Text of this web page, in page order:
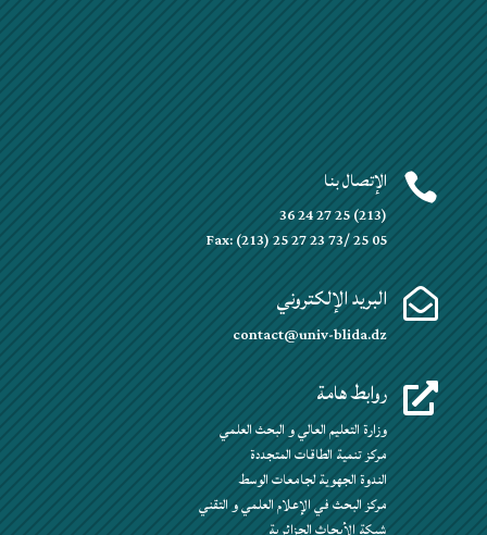
 الإتصال بنا
(213) 25 27 24 36
Fax: (213) 25 27 23 73/ 25 05
 البريد الإلكتروني
contact@univ-blida.dz
 روابط هامة
وزارة التعليم العالي و البحث العلمي
مركز تنمية الطاقات المتجددة
الندوة الجهوية لجامعات الوسط
مركز البحث في الإعلام العلمي و التقني